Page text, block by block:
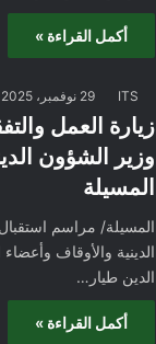
أكمل القراءة »
ITS 29 نوفمبر، 2025
زيارة العمل
وزير الشؤون
المسيلة
المسيلة/ مراسم
الدينية والأوقاف
الدين طيار…
أكمل القراءة »